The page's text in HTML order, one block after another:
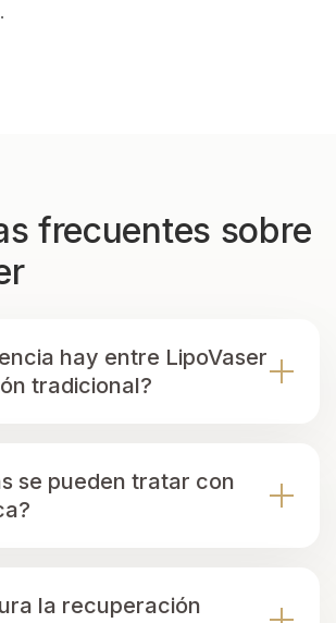
frecuentes sobre
hay entre LipoVaser
tradicional?
se pueden tratar con
la recuperación